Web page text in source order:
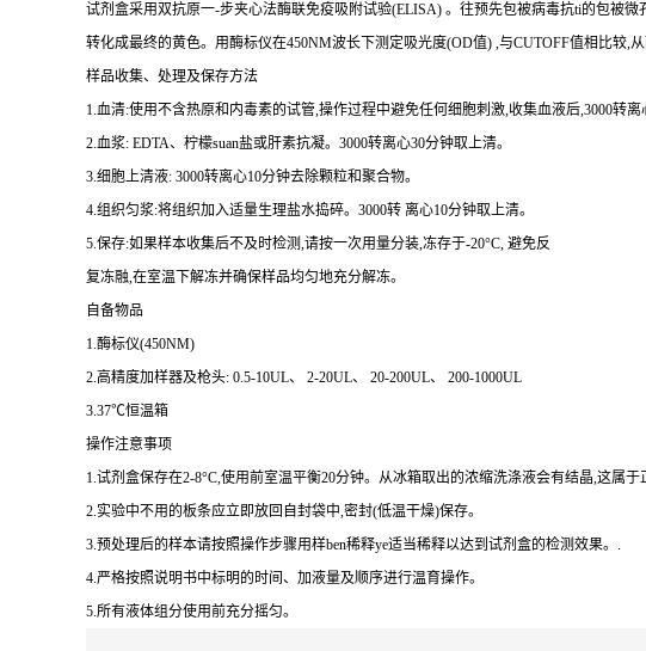
试剂盒采用双抗原一-步夹心法酶联免疫吸附试验(ELISA) 。往预先包被病毒抗ti的包被微
转化成最终的黄色。用酶标仪在450NM波长下测定吸光度(OD值) ,与CUTOFF值相比较,
样品收集、处理及保存方法
1.血清:使用不含热原和内毒素的试管,操作过程中避免任何细胞刺激,收集血液后,3000转离
2.血浆: EDTA、柠檬suan盐或肝素抗凝。 3000转离心30分钟取上清。
3.细胞上清液: 3000转离心10分钟去除颗粒和聚合物。
4.组织匀浆:将组织加入适量生理盐水捣碎。 3000转 离心10分钟取上清。
5.保存:如果样本收集后不及时检测,请按一次用量分装,冻存于-20°C, 避免反
复冻融,在室温下解冻并确保样品均匀地充分解冻。
自备物品
1.酶标仪(450NM)
2.高精度加样器及枪头: 0.5-10UL、 2-20UL、 20-200UL、 200-1000UL
3.37℃恒温箱
操作注意事项
1.试剂盒保存在2-8°C,使用前室温平衡20分钟。从冰箱取出的浓缩洗涤液会有结晶,这属
2.实验中不用的板条应立即放回自封袋中,密封(低温干燥)保存。
3.预处理后的样本请按照操作步骤用样ben稀释ye适当稀释以达到试剂盒的检测效果。 .
4.严格按照说明书中标明的时间、加液量及顺序进行温育操作。
5.所有液体组分使用前充分摇匀。